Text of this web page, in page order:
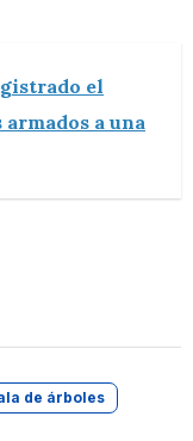
el
a una
de árboles